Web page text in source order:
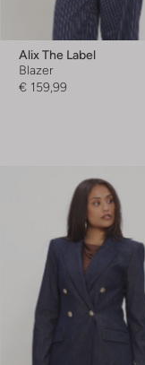
Alix The Label
Blazer
€ 159,99